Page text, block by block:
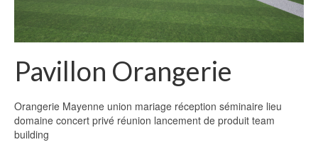
Pavillon Orangerie
Orangerie Mayenne union mariage réception séminaire lieu
domaine concert privé réunion lancement de produit team
building